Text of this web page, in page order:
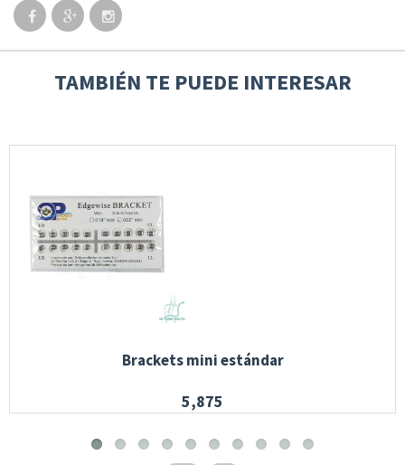
TAMBIÉN TE PUEDE INTERESAR
Brackets mini estándar
5,875